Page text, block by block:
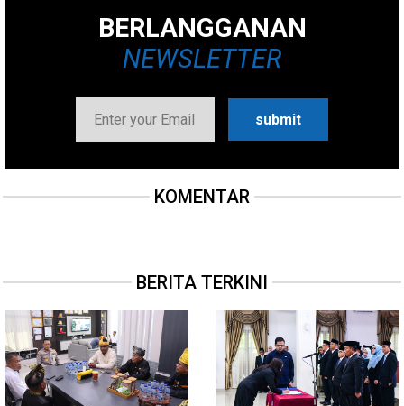
BERLANGGANAN
NEWSLETTER
KOMENTAR
BERITA TERKINI